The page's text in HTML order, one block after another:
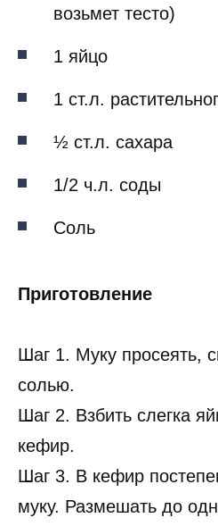
возьмет тесто)
1 яйцо
1 ст.л.
½ ст.л. сахара
1/2 ч.л. соды
Соль
Приготовление
Шаг 1. Муку просеять,
солью.
Шаг 2. Взбить слегка
кефир.
Шаг 3. В кефир
муку. Размешать до